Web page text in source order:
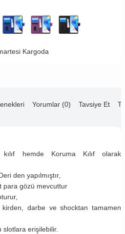
Kargoda
Yorumlar (0) Tavsiye Et
hemde Koruma Kılıf olarak
den yapılmıştır,
para gözü mevcuttur
kirden, darbe ve shocktan tamamen
slotlara erişilebilir.